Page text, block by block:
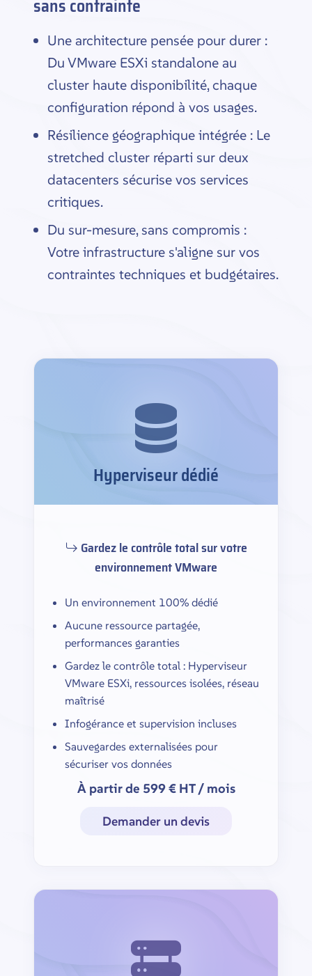
sans contrainte
Une architecture pensée pour durer :
Du VMware ESXi standalone au
cluster haute disponibilité, chaque
configuration répond à vos usages.
Résilience géographique intégrée : Le
stretched cluster réparti sur deux
datacenters sécurise vos services
critiques.
Du sur-mesure, sans compromis :
Votre infrastructure s'aligne sur vos
contraintes techniques et budgétaires.
Hyperviseur dédié
Gardez le contrôle total sur votre
environnement VMware
Un environnement 100% dédié
Aucune ressource partagée,
performances garanties
Gardez le contrôle total : Hyperviseur
VMware ESXi, ressources isolées, réseau
maîtrisé
Infogérance et supervision incluses
Sauvegardes externalisées pour
sécuriser vos données
À partir de 599 € HT / mois
Demander un devis